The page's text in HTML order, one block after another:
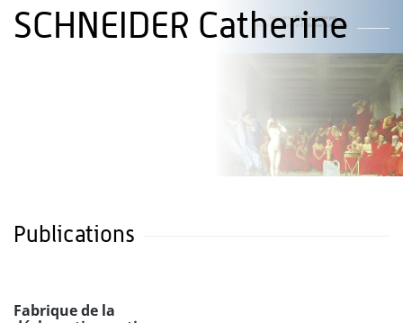
SCHNEIDER Catherine
Publications
Fabrique de la